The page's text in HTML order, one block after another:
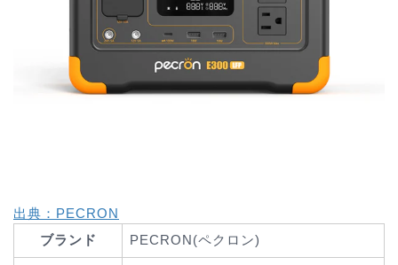
出典：PECRON
ブランド
PECRON(ペクロン)